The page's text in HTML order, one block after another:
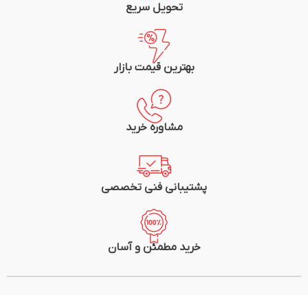
تحویل سریع
بهترین قیمت بازار
مشاوره خرید
پشتیبانی فنی تخصصی
خرید مطمئن و آسان